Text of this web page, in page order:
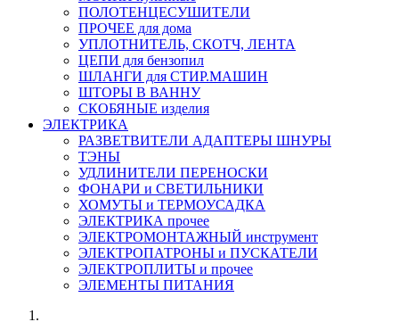
ПОЛОТЕНЦЕСУШИТЕЛИ
ПРОЧЕЕ для дома
УПЛОТНИТЕЛЬ, СКОТЧ, ЛЕНТА
ЦЕПИ для бензопил
ШЛАНГИ для СТИР.МАШИН
ШТОРЫ В ВАННУ
СКОБЯНЫЕ изделия
ЭЛЕКТРИКА
РАЗВЕТВИТЕЛИ АДАПТЕРЫ ШНУРЫ
ТЭНЫ
УДЛИНИТЕЛИ ПЕРЕНОСКИ
ФОНАРИ и СВЕТИЛЬНИКИ
ХОМУТЫ и ТЕРМОУСАДКА
ЭЛЕКТРИКА прочее
ЭЛЕКТРОМОНТАЖНЫЙ инструмент
ЭЛЕКТРОПАТРОНЫ и ПУСКАТЕЛИ
ЭЛЕКТРОПЛИТЫ и прочее
ЭЛЕМЕНТЫ ПИТАНИЯ